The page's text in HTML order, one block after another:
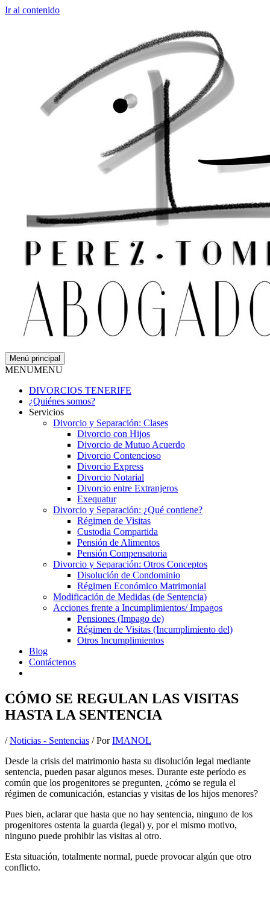
Ir al contenido
Menú principal
MENUMENU
DIVORCIOS TENERIFE
¿Quiénes somos?
Servicios
Divorcio y Separación: Clases
Divorcio con Hijos
Divorcio de Mutuo Acuerdo
Divorcio Contencioso
Divorcio Express
Divorcio Notarial
Divorcio entre Extranjeros
Exequatur
Divorcio y Separación: ¿Qué contiene?
Régimen de Visitas
Custodia Compartida
Pensión de Alimentos
Pensión Compensatoria
Divorcio y Separación: Otros Conceptos
Disolución de Condominio
Régimen Económico Matrimonial
Modificación de Medidas (de Sentencia)
Acciones frente a Incumplimientos/ Impagos
Pensiones (Impago de)
Régimen de Visitas (Incumplimiento del)
Otros Incumplimientos
Blog
Contáctenos
CÓMO SE REGULAN LAS VISITAS
HASTA LA SENTENCIA
/Noticias - Sentencias / PorIMANOL
Desde la crisis del matrimonio hasta su disolución legal mediante
sentencia, pueden pasar algunos meses. Durante este período es
común que los progenitores se pregunten, ¿cómo se regula el
régimen de comunicación, estancias y visitas de los hijos menores?
Pues bien, aclarar que hasta que no hay sentencia, ninguno de los
progenitores ostenta la guarda (legal) y, por el mismo motivo,
ninguno puede prohibir las visitas al otro.
Esta situación, totalmente normal, puede provocar algún que otro
conflicto.